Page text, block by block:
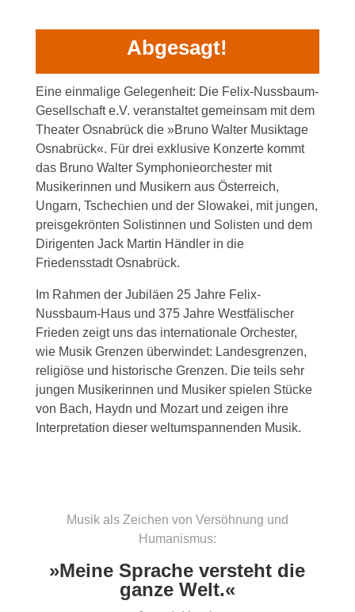
Abgesagt!
Eine einmalige Gelegenheit: Die Felix-Nussbaum-
Gesellschaft e.V. veranstaltet gemeinsam mit dem
Theater Osnabrück die »Bruno Walter Musiktage
Osnabrück«. Für drei exklusive Konzerte kommt
das Bruno Walter Symphonieorchester mit
Musikerinnen und Musikern aus Österreich,
Ungarn, Tschechien und der Slowakei, mit jungen,
preisgekrönten Solistinnen und Solisten und dem
Dirigenten Jack Martin Händler in die
Friedensstadt Osnabrück.
Im Rahmen der Jubiläen 25 Jahre Felix-
Nussbaum-Haus und 375 Jahre Westfälischer
Frieden zeigt uns das internationale Orchester,
wie Musik Grenzen überwindet: Landesgrenzen,
religiöse und historische Grenzen. Die teils sehr
jungen Musikerinnen und Musiker spielen Stücke
von Bach, Haydn und Mozart und zeigen ihre
Interpretation dieser weltumspannenden Musik.
Musik als Zeichen von Versöhnung und
Humanismus:
»Meine Sprache versteht die
ganze Welt.«